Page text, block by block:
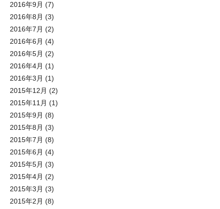
2016年9月 (7)
2016年8月 (3)
2016年7月 (2)
2016年6月 (4)
2016年5月 (2)
2016年4月 (1)
2016年3月 (1)
2015年12月 (2)
2015年11月 (1)
2015年9月 (8)
2015年8月 (3)
2015年7月 (8)
2015年6月 (4)
2015年5月 (3)
2015年4月 (2)
2015年3月 (3)
2015年2月 (8)